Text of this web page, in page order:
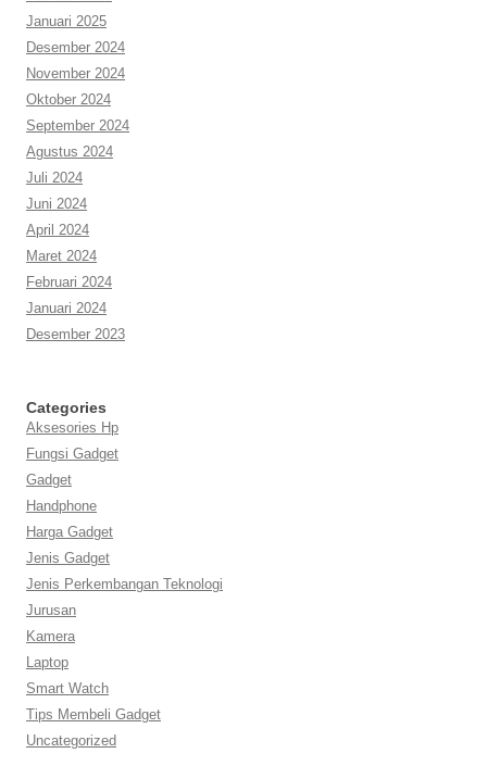
Januari 2025
Desember 2024
November 2024
Oktober 2024
September 2024
Agustus 2024
Juli 2024
Juni 2024
April 2024
Maret 2024
Februari 2024
Januari 2024
Desember 2023
Categories
Aksesories Hp
Fungsi Gadget
Gadget
Handphone
Harga Gadget
Jenis Gadget
Jenis Perkembangan Teknologi
Jurusan
Kamera
Laptop
Smart Watch
Tips Membeli Gadget
Uncategorized